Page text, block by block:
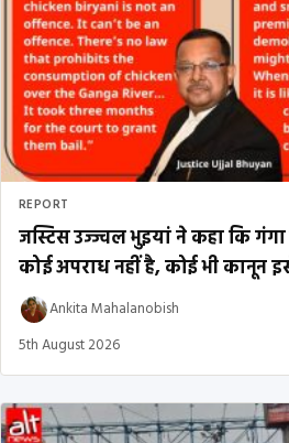
REPORT
जस्टिस उज्ज्वल भुइयां ने कहा कि
कोई अपराध नहीं है, कोई भी कानून
Ankita Mahalanobish
5th August 2026